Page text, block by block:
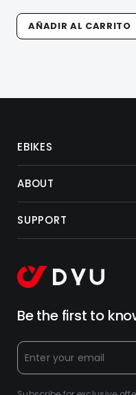
AÑADIR AL CARRITO
EBIKES
ABOUT
SUPPORT
Be the first to